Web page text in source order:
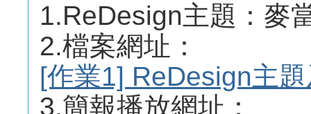
1.ReDesign主題：麥
2.檔案網址：
[作業1] ReDesign主
3.簡報播放網址：